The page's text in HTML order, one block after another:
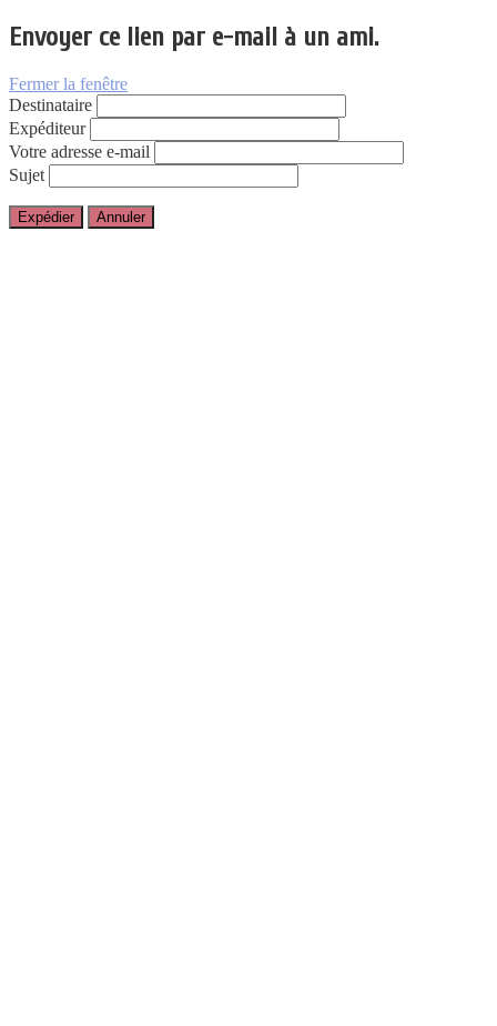
Envoyer ce lien par e-mail à un ami.
Fermer la fenêtre
Destinataire
Expéditeur
Votre adresse e-mail
Sujet
Expédier Annuler